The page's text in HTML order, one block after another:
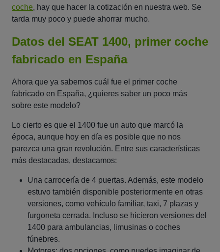
coche, hay que hacer la cotización en nuestra web. Se
tarda muy poco y puede ahorrar mucho.
Datos del SEAT 1400, primer coche
fabricado en España
Ahora que ya sabemos cuál fue el primer coche
fabricado en España, ¿quieres saber un poco más
sobre este modelo?
Lo cierto es que el 1400 fue un auto que marcó la
época, aunque hoy en día es posible que no nos
parezca una gran revolución. Entre sus características
más destacadas, destacamos:
Una carrocería de 4 puertas. Además, este modelo
estuvo también disponible posteriormente en otras
versiones, como vehículo familiar, taxi, 7 plazas y
furgoneta cerrada. Incluso se hicieron versiones del
1400 para ambulancias, limusinas o coches
fúnebres.